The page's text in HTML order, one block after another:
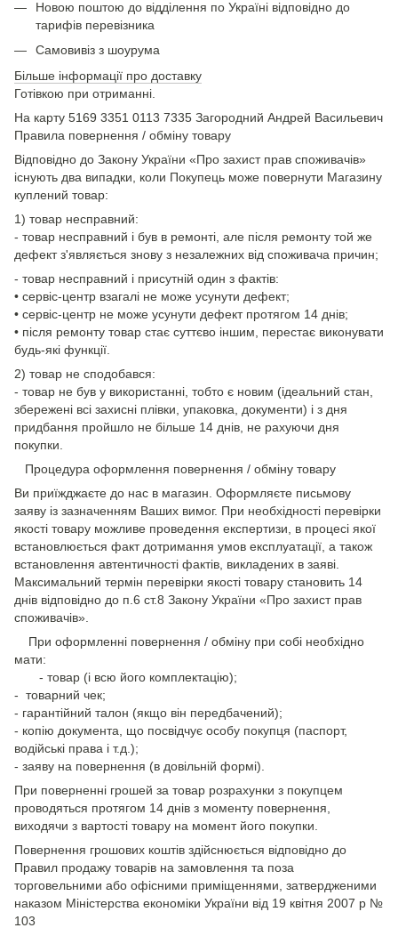
Новою поштою до відділення по Україні відповідно до
тарифів перевізника
Самовивіз з шоурума
Більше інформації про доставку
Готівкою при отриманні.
На карту 5169 3351 0113 7335 Загородний Андрей Васильевич
Правила повернення / обміну товару
Відповідно до Закону України «Про захист прав споживачів»
існують два випадки, коли Покупець може повернути Магазину
куплений товар:
1) товар несправний:
- товар несправний і був в ремонті, але після ремонту той же
дефект з'являється знову з незалежних від споживача причин;
- товар несправний і присутній один з фактів:
• сервіс-центр взагалі не може усунути дефект;
• сервіс-центр не може усунути дефект протягом 14 днів;
• після ремонту товар стає суттєво іншим, перестає виконувати
будь-які функції.
2) товар не сподобався:
- товар не був у використанні, тобто є новим (ідеальний стан,
збережені всі захисні плівки, упаковка, документи) і з дня
придбання пройшло не більше 14 днів, не рахуючи дня
покупки.
Процедура оформлення повернення / обміну товару
Ви приїжджаєте до нас в магазин. Оформляєте письмову
заяву із зазначенням Ваших вимог. При необхідності перевірки
якості товару можливе проведення експертизи, в процесі якої
встановлюється факт дотримання умов експлуатації, а також
встановлення автентичності фактів, викладених в заяві.
Максимальний термін перевірки якості товару становить 14
днів відповідно до п.6 ст.8 Закону України «Про захист прав
споживачів».
При оформленні повернення / обміну при собі необхідно
мати:
- товар (і всю його комплектацію);
- товарний чек;
- гарантійний талон (якщо він передбачений);
- копію документа, що посвідчує особу покупця (паспорт,
водійські права і т.д.);
- заяву на повернення (в довільній формі).
При поверненні грошей за товар розрахунки з покупцем
проводяться протягом 14 днів з моменту повернення,
виходячи з вартості товару на момент його покупки.
Повернення грошових коштів здійснюється відповідно до
Правил продажу товарів на замовлення та поза
торговельними або офісними приміщеннями, затвердженими
наказом Міністерства економіки України від 19 квітня 2007 р №
103